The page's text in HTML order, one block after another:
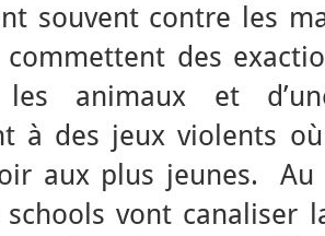
souvent contre les
commettent des
les animaux et
à des jeux violents
aux plus jeunes. Au
schools vont canaliser